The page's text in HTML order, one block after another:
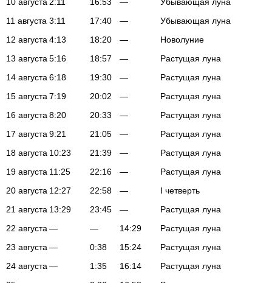
11 августа 3:11 17:40 —
Убывающая луна
12 августа 4:13 18:20 —
Новолуние
13 августа 5:16 18:57 —
Растущая луна
14 августа 6:18 19:30 —
Растущая луна
15 августа 7:19 20:02 —
Растущая луна
16 августа 8:20 20:33 —
Растущая луна
17 августа 9:21 21:05 —
Растущая луна
18 августа 10:23 21:39 —
Растущая луна
19 августа 11:25 22:16 —
Растущая луна
20 августа 12:27 22:58 —
I четверть
21 августа 13:29 23:45 —
Растущая луна
22 августа — — 14:29
Растущая луна
23 августа — 0:38 15:24
Растущая луна
24 августа — 1:35 16:14
Растущая луна